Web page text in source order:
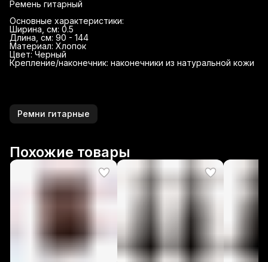
Ремень гитарный
Основные характеристики:
Ширина, см: 0.5
Длина, см: 90 - 144
Материал: Хлопок
Цвет: Черный
Крепление/наконечник: наконечники из натуральной кожи
Ремни гитарные
Похожие товары